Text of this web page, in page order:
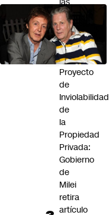
senadoras
Campillai
y
Flores
Proyecto
de
Inviolabilidad
de
la
Propiedad
Privada:
Gobierno
de
Milei
retira
artículo